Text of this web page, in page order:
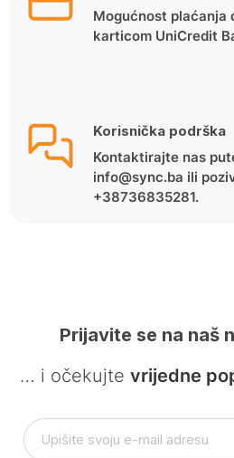
Mogućnost plaćanja
karticom UniCredit
Korisnička podrška
Kontaktirajte nas
info@sync.ba ili
+38736835281.
Prijavite se na naš
… i očekujte vrijedne